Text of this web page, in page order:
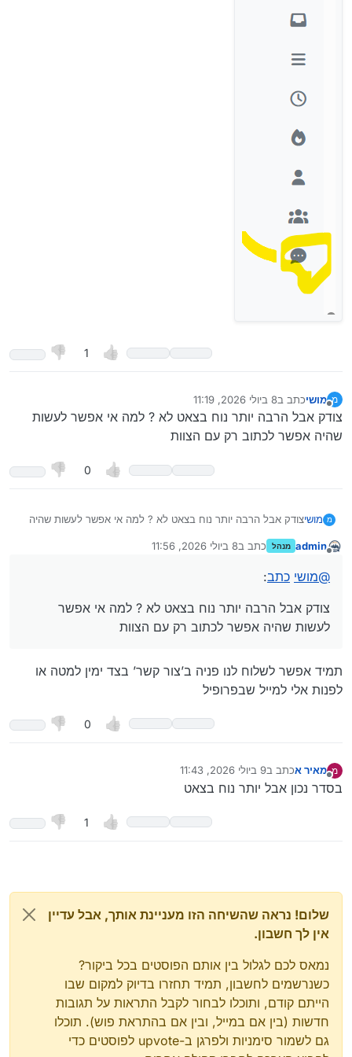
1
מ
מנותק
מושיכתב ב8 ביולי 2026, 11:19
נערך לאחרונה על ידי
צודק אבל הרבה יותר נוח בצאט לא ? למה אי אפשר לעשות
שהיה אפשר לכתוב רק עם הצוות
0
מ מושיצודק אבל הרבה יותר נוח בצאט לא ? למה אי אפשר לעשות שהיה
admin מנהל כתב ב8 ביולי 2026, 11:56
נערך לאחרונה על ידי
@מושי כתב:
צודק אבל הרבה יותר נוח בצאט לא ? למה אי אפשר
לעשות שהיה אפשר לכתוב רק עם הצוות
תמיד אפשר לשלוח לנו פניה ב’צור קשר’ בצד ימין למטה או
לפנות אלי למייל שבפרופיל
0
מ מאיר אכתב ב9 ביולי 2026, 11:43
נערך לאחרונה על ידי
בסדר נכון אבל יותר נוח בצאט
1
שלום! נראה שהשיחה הזו מעניינת אותך, אבל עדיין
אין לך חשבון.
נמאס לכם לגלול בין אותם הפוסטים בכל ביקור?
כשנרשמים לחשבון, תמיד תחזרו בדיוק למקום שבו
הייתם קודם, ותוכלו לבחור לקבל התראות על תגובות
חדשות (בין אם במייל, ובין אם בהתראת פוש). תוכלו
גם לשמור סימניות ולפרגן ב-upvote לפוסטים כדי